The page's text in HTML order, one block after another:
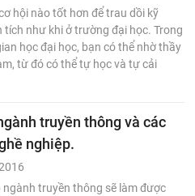
hội nào tốt hơn để trau dồi kỹ
tích như khi ở trường đại học. Trong
học đại học, bạn có thể nhờ thầy
từ đó có thể tự học và tự cải
truyền thông và các
nghiệp.
ngành truyền thông sẽ làm được